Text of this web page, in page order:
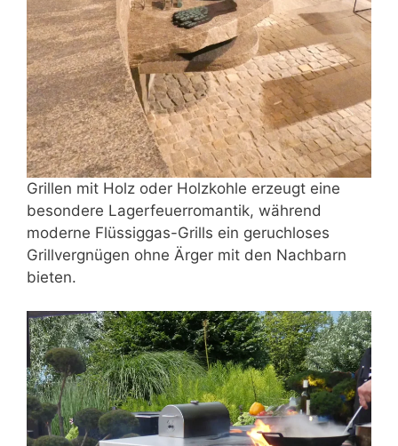
Grillen mit Holz oder Holzkohle erzeugt eine
besondere Lagerfeuerromantik, während
moderne Flüssiggas-Grills ein geruchloses
Grillvergnügen ohne Ärger mit den Nachbarn
bieten.